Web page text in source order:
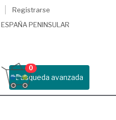
Registrarse
ESPAÑA PENINSULAR
Busqueda avanzada
0